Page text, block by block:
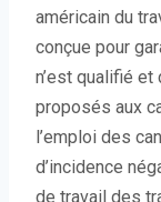
américain du
conçue pour
n’est qualifié
proposés aux
l’emploi des
d’incidence
de travail des